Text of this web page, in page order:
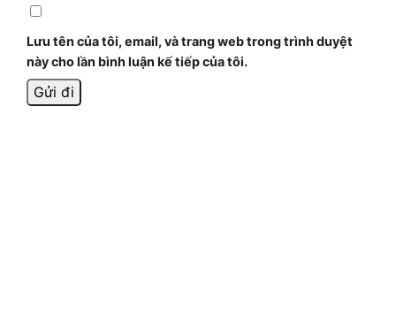
Lưu tên của tôi, email, và trang web trong trình duyệt
này cho lần bình luận kế tiếp của tôi.